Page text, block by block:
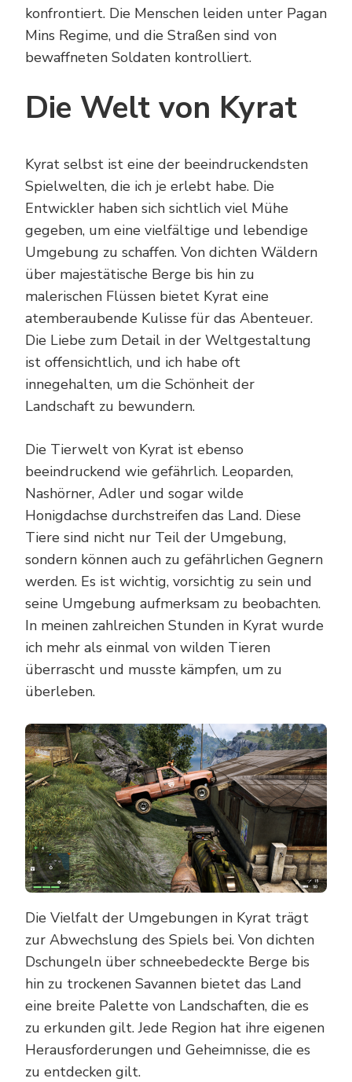
konfrontiert. Die Menschen leiden unter Pagan
Mins Regime, und die Straßen sind von
bewaffneten Soldaten kontrolliert.
Die Welt von Kyrat
Kyrat selbst ist eine der beeindruckendsten
Spielwelten, die ich je erlebt habe. Die
Entwickler haben sich sichtlich viel Mühe
gegeben, um eine vielfältige und lebendige
Umgebung zu schaffen. Von dichten Wäldern
über majestätische Berge bis hin zu
malerischen Flüssen bietet Kyrat eine
atemberaubende Kulisse für das Abenteuer.
Die Liebe zum Detail in der Weltgestaltung
ist offensichtlich, und ich habe oft
innegehalten, um die Schönheit der
Landschaft zu bewundern.
Die Tierwelt von Kyrat ist ebenso
beeindruckend wie gefährlich. Leoparden,
Nashörner, Adler und sogar wilde
Honigdachse durchstreifen das Land. Diese
Tiere sind nicht nur Teil der Umgebung,
sondern können auch zu gefährlichen Gegnern
werden. Es ist wichtig, vorsichtig zu sein und
seine Umgebung aufmerksam zu beobachten.
In meinen zahlreichen Stunden in Kyrat wurde
ich mehr als einmal von wilden Tieren
überrascht und musste kämpfen, um zu
überleben.
Die Vielfalt der Umgebungen in Kyrat trägt
zur Abwechslung des Spiels bei. Von dichten
Dschungeln über schneebedeckte Berge bis
hin zu trockenen Savannen bietet das Land
eine breite Palette von Landschaften, die es
zu erkunden gilt. Jede Region hat ihre eigenen
Herausforderungen und Geheimnisse, die es
zu entdecken gilt.